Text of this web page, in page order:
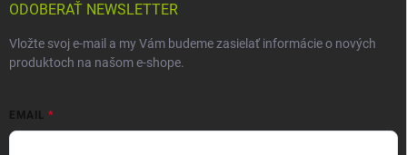
ODOBERAŤ NEWSLETTER
Vložte svoj e-mail a my Vám budeme zasielať informácie o nových
produktoch na našom e-shope.
EMAIL